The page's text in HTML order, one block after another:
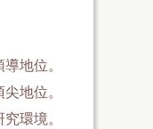
地位。
地位。
環境。